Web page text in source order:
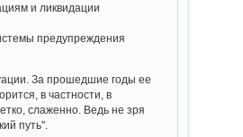
и ликвидации
предупреждения
За прошедшие годы ее
в частности, в
слаженно. Ведь не зря
путь".